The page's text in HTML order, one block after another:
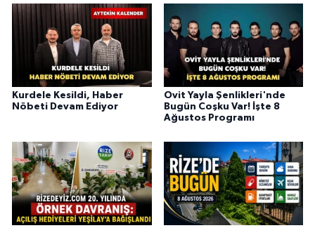
Kurdele Kesildi, Haber
Nöbeti Devam Ediyor
Ovit Yayla Şenlikleri'nde
Bugün Coşku Var! İşte 8
Ağustos Programı